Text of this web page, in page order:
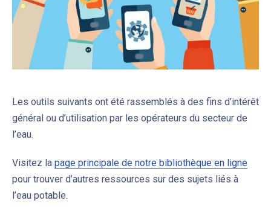
Les outils suivants ont été rassemblés à des fins d’intérêt
général ou d’utilisation par les opérateurs du secteur de
l’eau.
Visitez la page principale de notre bibliothèque en ligne
pour trouver d’autres ressources sur des sujets liés à
l’eau potable.